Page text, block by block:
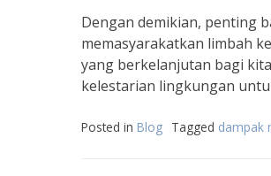
Dengan demikian, penting
memasyarakatkan limbah
yang berkelanjutan bagi
kelestarian lingkungan
Posted in Blog Tagged dampak